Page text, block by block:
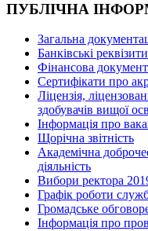
ПУБЛІЧНА
Загальна
Банківські
Фінансова
Сертифікати про
Ліцензія,
здобувачів вищої
Інформація про
Щорічна звітність
Академічна
діяльність
Вибори ректора
Графік роботи
Громадське
Інформація про